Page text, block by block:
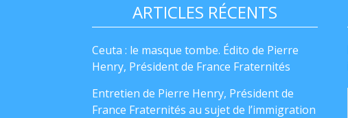
ARTICLES RÉCENTS
Ceuta : le masque tombe. Édito de Pierre
Henry, Président de France Fraternités
Entretien de Pierre Henry, Président de
France Fraternités au sujet de l’immigration